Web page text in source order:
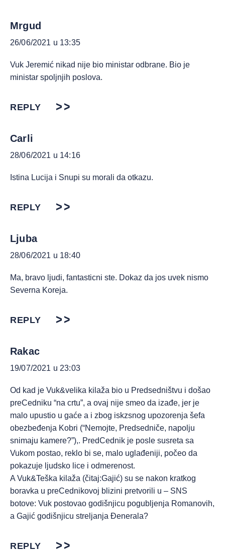
Mrgud
26/06/2021 u 13:35
Vuk Jeremić nikad nije bio ministar odbrane. Bio je
ministar spoljnjih poslova.
REPLY
Carli
28/06/2021 u 14:16
Istina Lucija i Snupi su morali da otkazu.
REPLY
Ljuba
28/06/2021 u 18:40
Ma, bravo ljudi, fantasticni ste. Dokaz da jos uvek nismo
Severna Koreja.
REPLY
Rakac
19/07/2021 u 23:03
Od kad je Vuk&velika kilaža bio u Predsedništvu i došao
preCedniku “na crtu”, a ovaj nije smeo da izađe, jer je
malo upustio u gaće a i zbog iskzsnog upozorenja šefa
obezbeđenja Kobri (“Nemojte, Predsedniče, napolju
snimaju kamere?”),. PredCednik je posle susreta sa
Vukom postao, reklo bi se, malo uglađeniji, počeo da
pokazuje ljudsko lice i odmerenost.
A Vuk&Teška kilaža (čitaj:Gajić) su se nakon kratkog
boravka u preCednikovoj blizini pretvorili u – SNS
botove: Vuk postovao godišnjicu pogubljenja Romanovih,
a Gajić godišnjicu streljanja Đenerala?
REPLY